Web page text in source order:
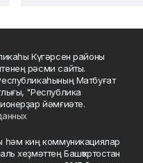
Күгәрсен районы
рәсми сайты.
Матбуғат
"Республика
йәмғиәте.
һәм киң коммуникациялар
хеҙмәттең Башҡортостан